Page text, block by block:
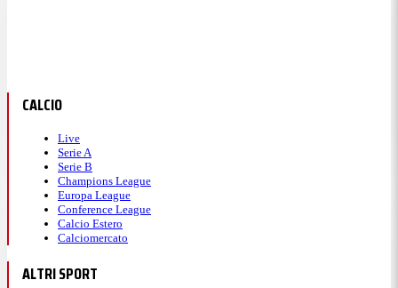
CALCIO
Live
Serie A
Serie B
Champions League
Europa League
Conference League
Calcio Estero
Calciomercato
ALTRI SPORT